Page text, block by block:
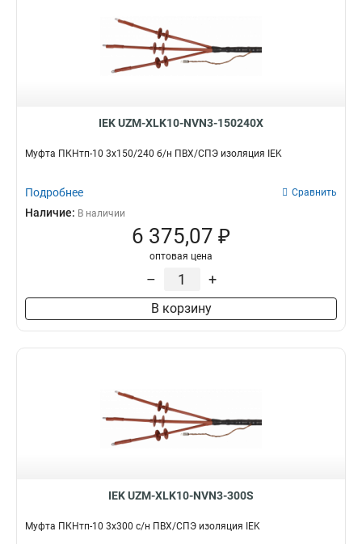
IEK UZM-XLK10-NVN3-150240X
Муфта ПКНтп-10 3х150/240 б/н ПВХ/СПЭ изоляция IEK
Подробнее Сравнить
Наличие: В наличии
6 375,07 ₽
оптовая цена
– +
В корзину
IEK UZM-XLK10-NVN3-300S
Муфта ПКНтп-10 3х300 с/н ПВХ/СПЭ изоляция IEK